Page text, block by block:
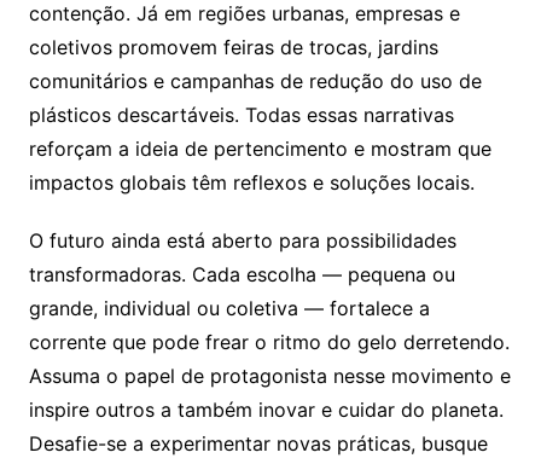
contenção. Já em regiões urbanas, empresas e
coletivos promovem feiras de trocas, jardins
comunitários e campanhas de redução do uso de
plásticos descartáveis. Todas essas narrativas
reforçam a ideia de pertencimento e mostram que
impactos globais têm reflexos e soluções locais.
O futuro ainda está aberto para possibilidades
transformadoras. Cada escolha — pequena ou
grande, individual ou coletiva — fortalece a
corrente que pode frear o ritmo do gelo derretendo.
Assuma o papel de protagonista nesse movimento e
inspire outros a também inovar e cuidar do planeta.
Desafie-se a experimentar novas práticas, busque